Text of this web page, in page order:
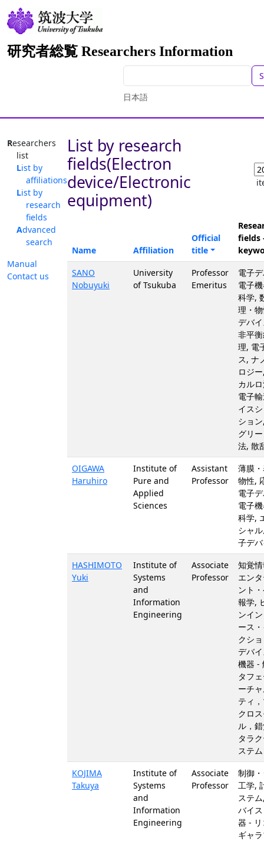
研究者総覧 Researchers Information
日本語
Researchers
list
List by
affiliations
List by
research
fields
Advanced
search
Manual
Contact us
List by research
fields(Electron
device/Electronic
equipment)
Name Affiliation
Official
title
fields
SANO
Nobuyuki
University
of Tsukuba
Professor
Emeritus
電子
電子
科学,
理・
デバ
非平
理, 電
ス, ナ
ロジ
カル
電子
イス
ショ
グリ
法, 散
OIGAWA
Haruhiro
Institute of
Pure and
Applied
Sciences
Assistant
Professor
薄膜
物性,
電子
電子
科学,
シャ
子デ
HASHIMOTO
Yuki
Institute of
Systems
and
Information
Engineering
Associate
Professor
知覚
エン
ント
報学,
ンイ
ース
クシ
デバ
機器 -
タフ
ーチ
ティ
クロ
ル，
タラ
ステ
KOJIMA
Takuya
Institute of
Systems
and
Information
Engineering
Associate
Professor
制御
工学,
ステ
バイ
器 -
ギャ